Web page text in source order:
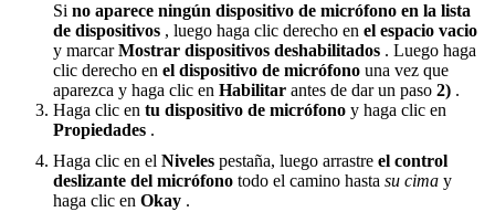
Si no aparece ningún dispositivo de micrófono en la lista
de dispositivos , luego haga clic derecho en el espacio vacio
y marcarMostrar dispositivos deshabilitados . Luego haga
clic derecho en el dispositivo de micrófono una vez que
aparezca y haga clic en Habilitar antes de dar un paso 2) .
Haga clic en tu dispositivo de micrófono y haga clic en
Propiedades .
Haga clic en el Niveles pestaña, luego arrastre el control
deslizante del micrófono todo el camino hasta su cima y
haga clic en Okay .